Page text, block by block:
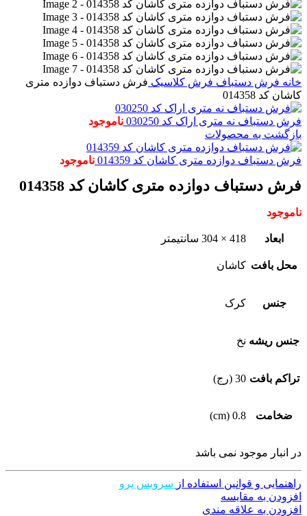
خانه فرش دستباف فرش کلاسیک فرش دستباف دوازده متری
کاشان کد 014358
فرش دستباف نه متری اراک کد 030250
ناموجود
بازگشت به محصولات
فرش دستباف دوازده متری کاشان کد 014359 ناموجود
فرش دستباف دوازده متری کاشان کد 014358
ناموجود
ابعاد 418 × 304 سانتیمتر
محل بافت کاشان
جنس کرک
جنس ریشه نخ
تراکم بافت 30 (رج)
ضخامت 0.8 (cm)
در انبار موجود نمی باشد
راهنمایی و قوانین استفاده از سرویس پرو
افزودن به مقایسه
افزودن به علاقه مندی